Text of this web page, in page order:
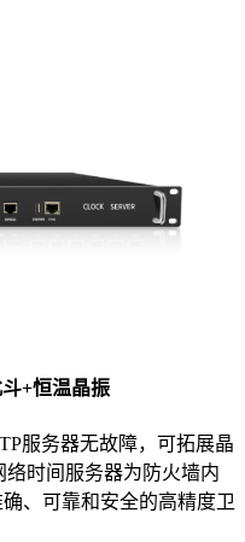
+恒温晶振
服务器无故障，可拓展晶
时间服务器为防火墙内
、可靠和安全的高精度卫